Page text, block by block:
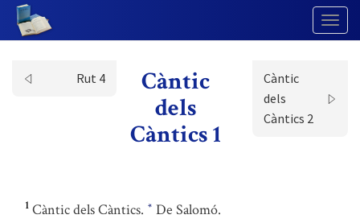
Rut 4
Càntic
dels
Càntics 1
Càntic
dels
Càntics 2
1 Càntic dels Càntics. * De Salomó.